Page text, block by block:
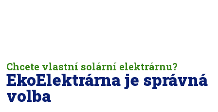
Chcete vlastní solární elektrárnu?
EkoElektrárna je správná
volba